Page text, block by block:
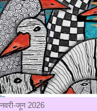
जून 2026